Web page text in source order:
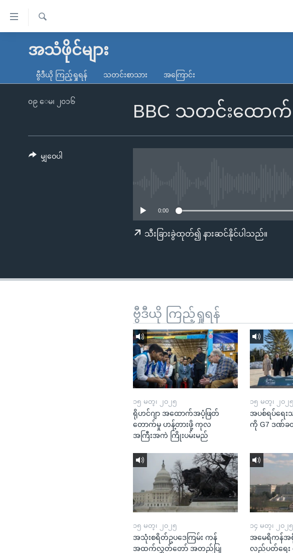
လွယ်ကူ
သည့်
ကျော်
မူလစာမျက်နှာ
ကမ္ဘာ့သတင်းများ
နိုင်ငံတကာ
တရုတ်
အစ္စရေး-ပါလက်စတိုင်း
ရပ်ဝန်းတခု လမ်းတခု အလွန်
အင်္ဂလိပ်စာလေ့လာမယ်
ရ
အသံဖိုင်များ
ဗွီဒီယို ကြည့်ရှုရန် သတင်းစာသား အကြောင်း
BBC သတင်းထော
၀၉ ေမ၊ ၂၀၁၆
0:00
သီးခြားခွဲထုတ်၍ နားဆင်နိုင်ပါသည်။
မျှဝေပါ
ဗွီဒီယို ကြည့်ရှုရန်
၁၅ မတ္၊ ၂၀၂၅
ရိုဟင်ဂျာ အထောက်အပံ့ဖြတ်
တောက်မှု ဟန့်တားဖို့ ကုလ
အကြီးအကဲ ကြိုးပမ်းမည်
၁၅ မတ္၊ ၂၀၂၅
အပစ်ရပ်ရေး
ကို G7 ဒဏ်
၁၅ မတ္၊ ၂၀၂၅
အသုံးစရိတ်ဥပဒေကြမ်း ကန်
အထက်လွှတ်တော် အတည်ပြု
၁၄ မတ္၊ ၂၀၂၅
အမေရိကန်
လည်ပတ်ရေ